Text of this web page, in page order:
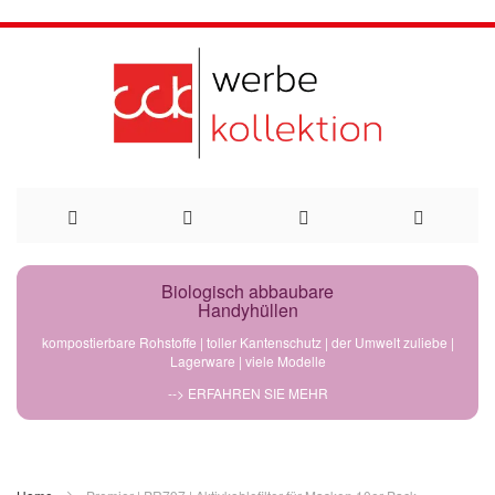
Direkt
Biologisch abbaubare
Handyhüllen
kompostierbare Rohstoffe | toller Kantenschutz | der Umwelt zuliebe |
Lagerware | viele Modelle
--> ERFAHREN SIE MEHR